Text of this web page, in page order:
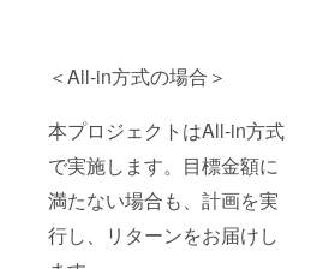
＜All-in方式の場合＞
本プロジェクトはAll-in方式
で実施します。目標金額に
満たない場合も、計画を実
行し、リターンをお届けし